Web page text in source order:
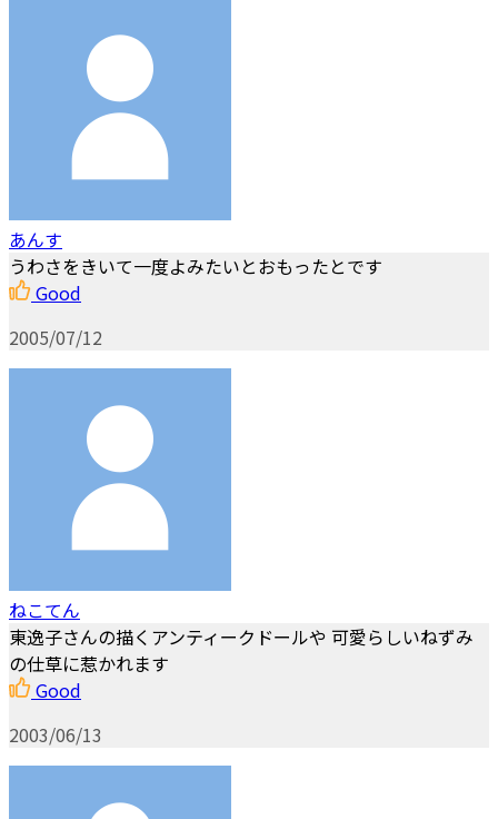
あんす
うわさをきいて一度よみたいとおもったとです
Good
2005/07/12
ねこてん
東逸子さんの描くアンティークドールや 可愛らしいねずみ
の仕草に惹かれます
Good
2003/06/13